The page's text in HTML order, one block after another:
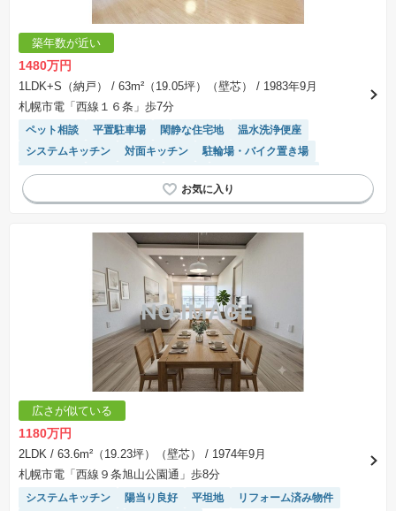
築年数が近い
1480万円
1LDK+S（納戸） / 63m²（19.05坪）（壁芯）
/ 1983年9月
札幌市電「西線１６条」歩7分
ペット相談 平置駐車場 閑静な住宅地
温水洗浄便座
システムキッチン
対面キッチン
駐輪場・バイク置き場
陽当り良好
宅配ボックス 平坦地
リフォーム済み物件
駐車場(普通車)あり
エレベーター
広さが似ている
1180万円
2LDK / 63.6m²（19.23坪）（壁芯）
/ 1974年9月
札幌市電「西線９条旭山公園通」歩8分
システムキッチン 陽当り良好 平坦地
リフォーム済み物件